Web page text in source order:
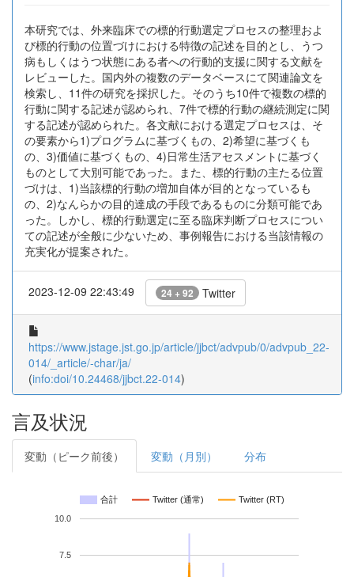
本研究では、外来臨床での標的行動選定プロセスの整理およ
び標的行動の位置づけにおける特徴の記述を目的とし、うつ
病もしくはうつ状態にある者への行動的支援に関する文献を
レビューした。国内外の複数のデータベースにて関連論文を
検索し、11件の研究を採択した。そのうち10件で複数の標的
行動に関する記述が認められ、7件で標的行動の継続測定に関
する記述が認められた。各文献における選定プロセスは、そ
の要素から1)プログラムに基づくもの、2)希望に基づくも
の、3)価値に基づくもの、4)日常生活アセスメントに基づく
ものとして大別可能であった。また、標的行動の主たる位置
づけは、1)当該標的行動の増加自体が目的となっているも
の、2)なんらかの目的達成の手段であるものに分類可能であ
った。しかし、標的行動選定に至る臨床判断プロセスについ
ての記述が全般に少ないため、事例報告における当該情報の
充実化が提案された。
2023-12-09 22:43:49 24 + 92 Twitter
https://www.jstage.jst.go.jp/article/jjbct/advpub/0/advpub_22-
014/_article/-char/ja/
(info:doi/10.24468/jjbct.22-014)
言及状況
変動（ピーク前後） 変動（月別） 分布
合計 Twitter (通常) Twitter (RT)
7.5
10.0